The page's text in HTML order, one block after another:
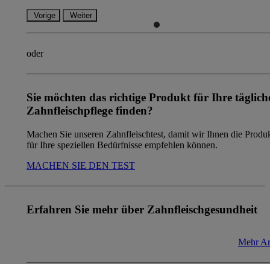
Vorige Weiter
oder
Sie möchten das richtige Produkt für Ihre
Zahnfleischpflege finden?
Machen Sie unseren Zahnfleischtest, damit wir Ihnen die
für Ihre speziellen Bedürfnisse empfehlen können.
MACHEN SIE DEN TEST
Erfahren Sie mehr über Zahnfleischgesundheit
Mehr